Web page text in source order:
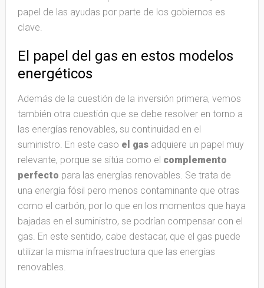
papel de las ayudas por parte de los gobiernos es
clave.
El papel del gas en estos modelos
energéticos
Además de la cuestión de la inversión primera, vemos
también otra cuestión que se debe resolver en torno a
las energías renovables, su continuidad en el
suministro. En este caso el gasadquiere un papel muy
relevante, porque se sitúa como el complemento
perfecto para las energías renovables. Se trata de
una energía fósil pero menos contaminante que otras
como el carbón, por lo que en los momentos que haya
bajadas en el suministro, se podrían compensar con el
gas. En este sentido, cabe destacar, que el gas puede
utilizar la misma infraestructura que las energías
renovables.